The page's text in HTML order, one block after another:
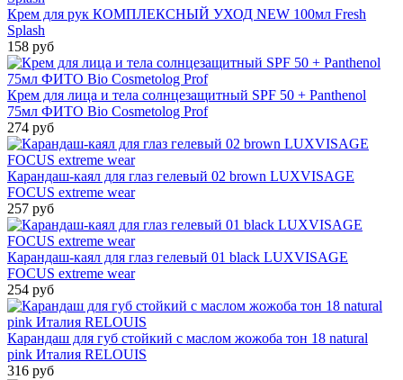
Крем для рук КОМПЛЕКСНЫЙ УХОД NEW 100мл Fresh
Splash
158 руб
Крем для лица и тела солнцезащитный SPF 50 + Panthenol
75мл ФИТО Bio Cosmetolog Prof
274 руб
Карандаш-каял для глаз гелевый 02 brown LUXVISAGE
FOCUS extreme wear
257 руб
Карандаш-каял для глаз гелевый 01 black LUXVISAGE
FOCUS extreme wear
254 руб
Карандаш для губ стойкий с маслом жожоба тон 18 natural
pink Италия RELOUIS
316 руб